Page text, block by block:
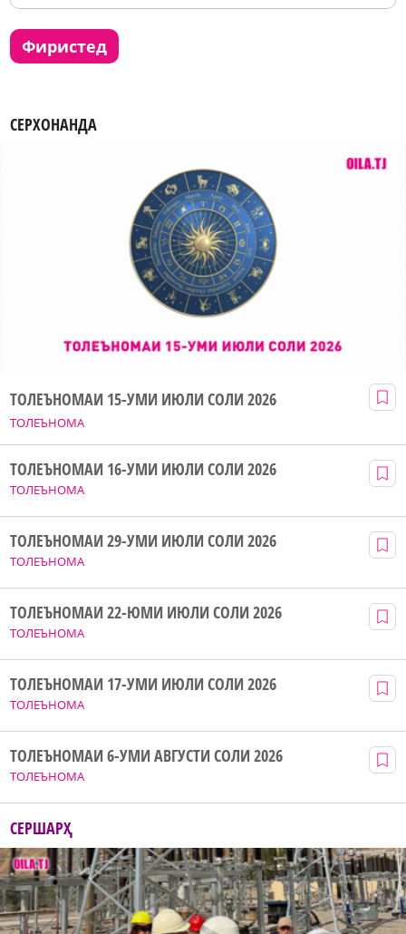
фиристед
СЕРХОНАНДА
ТОЛЕЪНОМА
ТОЛЕЪНОМАИ 15-УМИ ИЮЛИ СОЛИ 2026
ТОЛЕЪНОМА
ТОЛЕЪНОМАИ 16-УМИ ИЮЛИ СОЛИ 2026
ТОЛЕЪНОМА
ТОЛЕЪНОМАИ 29-УМИ ИЮЛИ СОЛИ 2026
ТОЛЕЪНОМА
ТОЛЕЪНОМАИ 22-ЮМИ ИЮЛИ СОЛИ 2026
ТОЛЕЪНОМА
ТОЛЕЪНОМАИ 17-УМИ ИЮЛИ СОЛИ 2026
ТОЛЕЪНОМА
ТОЛЕЪНОМАИ 6-УМИ АВГУСТИ СОЛИ 2026
СЕРШАРҲ